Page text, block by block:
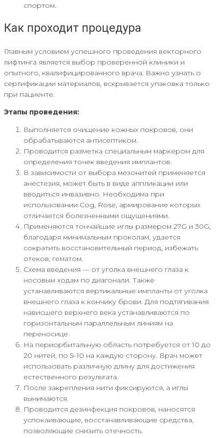
спортом.
Как проходит процедура
Главным условием успешного проведения векторного
лифтинга является выбор проверенной клиники и
опытного, квалифицированного врача. Важно узнать о
сертификации материалов, вскрывается упаковка только
при пациенте.
Этапы проведения:
Выполняется очищение кожных покровов, они
обрабатываются антисептиком.
Проводится разметка специальным маркером для
определения точек введения имплантов.
В зависимости от выбора мезонитей применяется
анестезия, может быть в виде аппликации или
вводиться инвазивно. Необходима при
использовании Cog, Rose, армирование которых
отличается болезненными ощущениями.
Применяются тончайшие иглы размером 27G и 30G,
благодаря минимальным проколам, удается
сократить восстановительный период, избежать
отеков, гематом.
Схема введения — от уголка внешнего глаза к
носовым ходам по диагонали. Также
устанавливаются вертикальные импланты от уголка
внешнего глаза к кончику брови. Для подтягивания
нависшего верхнего века устанавливаются по
горизонтальным параллельным линиям на
переносице.
На периорбитальную область потребуется от 10 до
20 нитей, по 5–10 на каждую сторону. Врач может
использовать различную длину для достижения
естественного результата.
После закрепления нити фиксируются, а иглы
вынимаются.
Проводится дезинфекция покровов, наносятся
успокаивающие, восстанавливающие средства,
позволяющие снизить отечность.